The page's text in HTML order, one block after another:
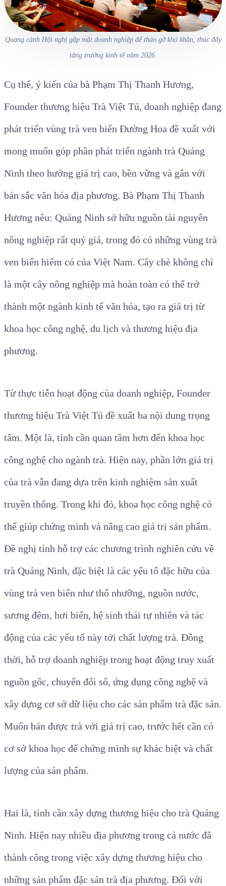
Quang cảnh Hội nghị gặp mặt doanh nghiệp để tháo gỡ khó khăn, thúc đẩy
tăng trưởng kinh tế năm 2026.
Cụ thể, ý kiến của bà Phạm Thị Thanh Hương,
Founder thương hiệu Trà Việt Tú, doanh nghiệp đang
phát triển vùng trà ven biển Đường Hoa đề xuất với
mong muốn góp phần phát triển ngành trà Quảng
Ninh theo hướng giá trị cao, bền vững và gắn với
bản sắc văn hóa địa phương. Bà Phạm Thị Thanh
Hương nêu: Quảng Ninh sở hữu nguồn tài nguyên
nông nghiệp rất quý giá, trong đó có những vùng trà
ven biển hiếm có của Việt Nam. Cây chè không chỉ
là một cây nông nghiệp mà hoàn toàn có thể trở
thành một ngành kinh tế văn hóa, tạo ra giá trị từ
khoa học công nghệ, du lịch và thương hiệu địa
phương.
Từ thực tiễn hoạt động của doanh nghiệp, Founder
thương hiệu Trà Việt Tú đề xuất ba nội dung trọng
tâm. Một là, tỉnh cần quan tâm hơn đến khoa học
công nghệ cho ngành trà. Hiện nay, phần lớn giá trị
của trà vẫn đang dựa trên kinh nghiệm sản xuất
truyền thống. Trong khi đó, khoa học công nghệ có
thể giúp chứng minh và nâng cao giá trị sản phẩm.
Đề nghị tỉnh hỗ trợ các chương trình nghiên cứu về
trà Quảng Ninh, đặc biệt là các yếu tố đặc hữu của
vùng trà ven biển như thổ nhưỡng, nguồn nước,
sương đêm, hơi biển, hệ sinh thái tự nhiên và tác
động của các yếu tố này tới chất lượng trà. Đồng
thời, hỗ trợ doanh nghiệp trong hoạt động truy xuất
nguồn gốc, chuyển đổi số, ứng dụng công nghệ và
xây dựng cơ sở dữ liệu cho các sản phẩm trà đặc sản.
Muốn bán được trà với giá trị cao, trước hết cần có
cơ sở khoa học để chứng minh sự khác biệt và chất
lượng của sản phẩm.
Hai là, tỉnh cần xây dựng thương hiệu cho trà Quảng
Ninh. Hiện nay nhiều địa phương trong cả nước đã
thành công trong việc xây dựng thương hiệu cho
những sản phẩm đặc sản trà địa phương. Đối với